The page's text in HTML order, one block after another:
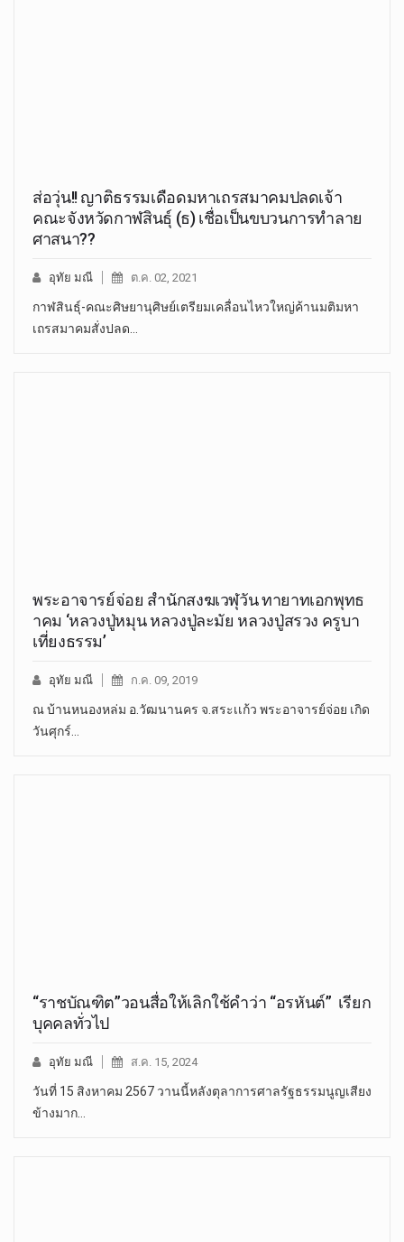
ส่อวุ่น!! ญาติธรรมเดือดมหาเถรสมาคมปลดเจ้า
คณะจังหวัดกาฬสินธุ์ (ธ) เชื่อเป็นขบวนการทำลาย
ศาสนา??
อุทัย มณี ต.ค. 02, 2021
กาฬสินธุ์-คณะศิษยานุศิษย์เตรียมเคลื่อนไหวใหญ่ค้านมติมหา
เถรสมาคมสั่งปลด…
พระอาจารย์จ่อย สำนักสงฆเวฬุวัน ทายาทเอกพุทธ
าคม ‘หลวงปู่หมุน หลวงปู่ละมัย หลวงปู่สรวง ครูบา
เที่ยงธรรม’
อุทัย มณี ก.ค. 09, 2019
ณ บ้านหนองหล่ม อ.วัฒนานคร จ.สระเเก้ว พระอาจารย์จ่อย เกิด
วันศุกร์…
“ราชบัณฑิต”วอนสื่อให้เลิกใช้คำว่า “อรหันต์” เรียก
บุคคลทั่วไป
อุทัย มณี ส.ค. 15, 2024
วันที่ 15 สิงหาคม 2567 วานนี้หลังตุลาการศาลรัฐธรรมนูญเสียง
ข้างมาก…